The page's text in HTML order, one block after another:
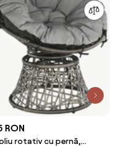
RON
rotativ cu pernă,